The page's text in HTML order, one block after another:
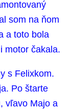
som na ňom
a toto bola
motor čakala.
s Felixkom.
Po štarte
vľavo Majo a